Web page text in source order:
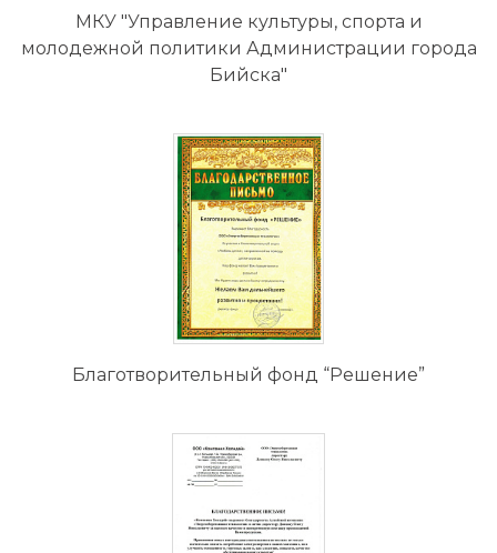
МКУ "Управление культуры, спорта и
молодежной политики Администрации города
Бийска"
Благотворительный фонд “Решение”